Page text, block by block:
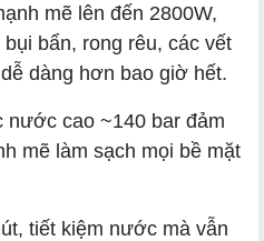
mẽ lên đến 2800W,
bẩn, rong rêu, các vết
dàng hơn bao giờ hết.
cao ~140 bar đảm
mẽ làm sạch mọi bề mặt
tiết kiệm nước mà vẫn